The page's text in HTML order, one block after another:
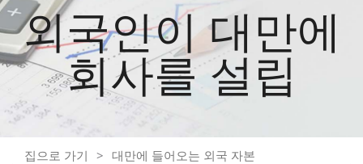
외국인이 대만에
회사를 설립
집으로 가기 대만에 들어오는 외국 자본